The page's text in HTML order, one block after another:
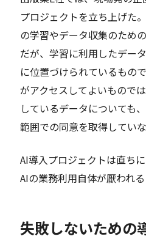
プロジェクトを立ち上げた
の学習やデータ収集のため
だが、学習に利用したデー
に位置づけられているもの
がアクセスしてよいもので
しているデータについても
範囲での同意を取得していな
AI導入プロジェクトは直ち
AIの業務利用自体が厭われ
失敗しないための